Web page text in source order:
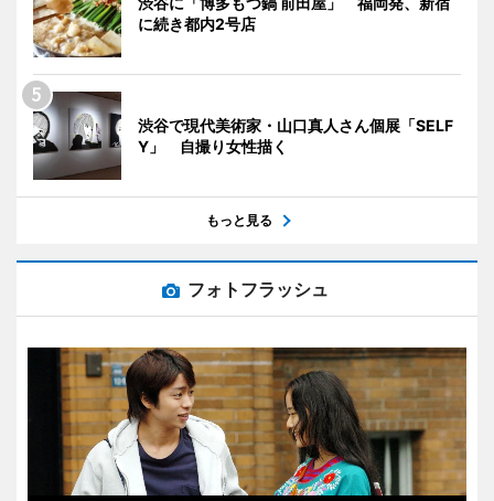
に続き都内2号店
渋谷で現代美術家・山口真人さん個展「SELF
Y」 自撮り女性描く
もっと見る
フォトフラッシュ